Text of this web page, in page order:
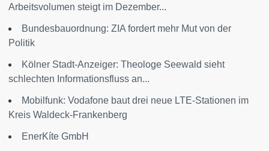
Arbeitsvolumen steigt im Dezember...
Bundesbauordnung: ZIA fordert mehr Mut von der
Politik
Kölner Stadt-Anzeiger: Theologe Seewald sieht
schlechten Informationsfluss an...
Mobilfunk: Vodafone baut drei neue LTE-Stationen im
Kreis Waldeck-Frankenberg
EnerKíte GmbH